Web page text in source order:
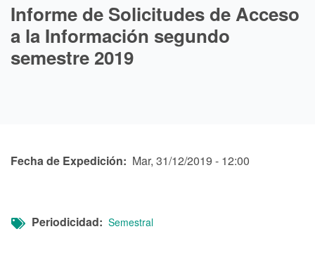
Informe de Solicitudes de Acceso
a la Información segundo
semestre 2019
Fecha de Expedición Mar, 31/12/2019 - 12:00
Periodicidad Semestral